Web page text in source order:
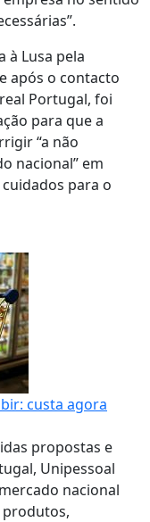
à Lusa pela
após o contacto
Portugal, foi
para que a
“a não
nacional” em
para o
custa agora
propostas e
Unipessoal
nacional